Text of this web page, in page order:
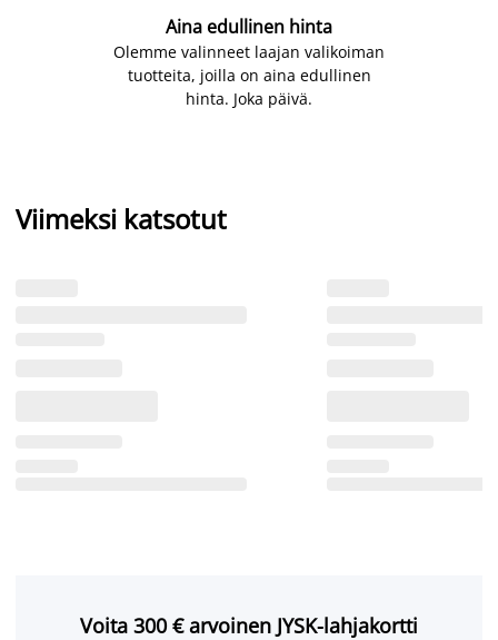
Aina edullinen hinta
Olemme valinneet laajan valikoiman
tuotteita, joilla on aina edullinen
hinta. Joka päivä.
Viimeksi katsotut
Voita 300 € arvoinen JYSK-lahjakortti